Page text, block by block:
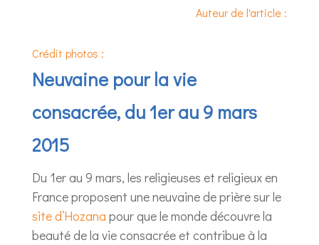
Auteur de l'article :
Crédit photos :
Neuvaine pour la vie
consacrée, du 1er au 9 mars
2015
Du 1er au 9 mars, les religieuses et religieux en
France proposent une neuvaine de prière sur le
site d’Hozana pour que le monde découvre la
beauté de la vie consacrée et contribue à la